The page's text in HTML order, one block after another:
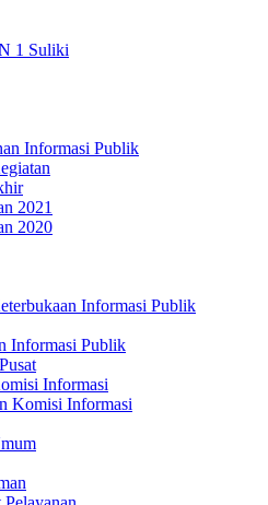
1 Suliki
Informasi Publik
2021
2020
Informasi Publik
Informasi Publik
Informasi
Komisi Informasi